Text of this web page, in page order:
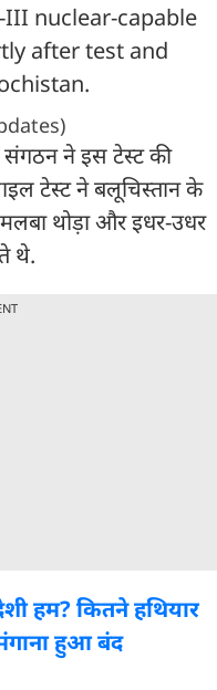
III nuclear-capable
after test and
ने इस टेस्ट की
टेस्ट ने बलूचिस्तान के
थोड़ा और इधर-उधर
थे.
हम? कितने हथियार
हुआ बंद